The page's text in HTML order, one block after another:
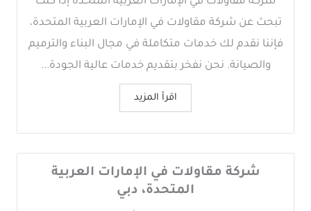
تبحث عن شركة مقاولات في الإمارات العربية المتحدة،
فإننا نقدم لك خدمات متكاملة في مجال البناء والترميم
والصيانة. نحن نفخر بتقديم خدمات عالية الجودة...
اقرأ المزيد
شركة مقاولات في الإمارات العربية
المتحدة، دبي